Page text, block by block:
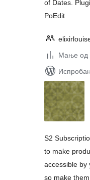
of Dates.
PoEdit
Мање од
S2
to make
accessible by
so make